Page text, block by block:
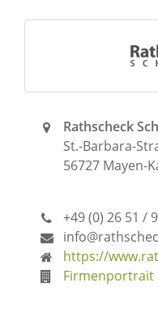
Rathscheck
St.-Barbara-
56727 Mayen-
+49 (0) 26 51 /
https://
Firmenportrait